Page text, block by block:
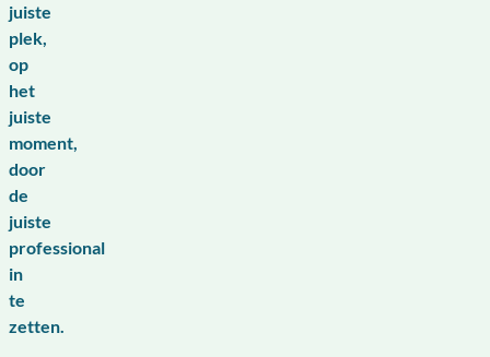
juiste
plek,
op
het
juiste
moment,
door
de
juiste
professional
in
te
zetten.